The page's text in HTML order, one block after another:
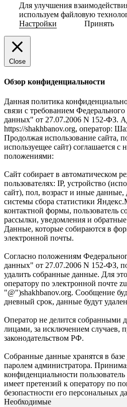
Для улучшения
используем файловую
Настройки
Принять
Close
Обзор конфиденциальности
Данная политика
связи с требованием
данных" от 27.07.2006 N 152-ФЗ.
https://shakhbanov.org, оператор:
Продолжая использование сайта,
используещее сайт) соглашается
положениями:
Сайт собирает в автоматическом
пользователях: IP, устройство
сайт), пол, возраст и иные
системы сбора статистики
контактной формы, пользователь
рассылки, уведомления и
Данные, которые собираются в
электронной почты.
Согласно положениям
данных" от 27.07.2006 N 152-ФЗ,
удалить собранные данные. Для
оператору по электронной почте
"@")shakhbanov.org. Сообщение
дневный срок, данные будут
Оператор не делится собранными
лицами, за исключением случаев,
законодательством РФ.
Собранные данные хранятся в
паролем администратора.
конфиденциальности
имеет претензий к оператору по
безопастности его персональных
Необходимые